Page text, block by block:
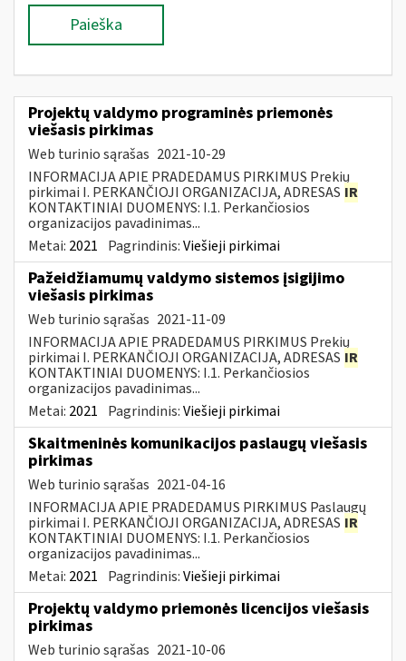
Paieška
Projektų valdymo programinės priemonės
viešasis pirkimas
Web turinio sąrašas 2021-10-29
INFORMACIJA APIE PRADEDAMUS PIRKIMUS Prekių
pirkimai I. PERKANČIOJI ORGANIZACIJA, ADRESAS IR
KONTAKTINIAI DUOMENYS: I.1. Perkančiosios
organizacijos pavadinimas...
Metai: 2021 Pagrindinis:Viešieji pirkimai
Pažeidžiamumų valdymo sistemos įsigijimo
viešasis pirkimas
Web turinio sąrašas 2021-11-09
INFORMACIJA APIE PRADEDAMUS PIRKIMUS Prekių
pirkimai I. PERKANČIOJI ORGANIZACIJA, ADRESAS IR
KONTAKTINIAI DUOMENYS: I.1. Perkančiosios
organizacijos pavadinimas...
Metai: 2021 Pagrindinis:Viešieji pirkimai
Skaitmeninės komunikacijos paslaugų viešasis
pirkimas
Web turinio sąrašas 2021-04-16
INFORMACIJA APIE PRADEDAMUS PIRKIMUS Paslaugų
pirkimai I. PERKANČIOJI ORGANIZACIJA, ADRESAS IR
KONTAKTINIAI DUOMENYS: I.1. Perkančiosios
organizacijos pavadinimas...
Metai: 2021 Pagrindinis:Viešieji pirkimai
Projektų valdymo priemonės licencijos viešasis
pirkimas
Web turinio sąrašas 2021-10-06